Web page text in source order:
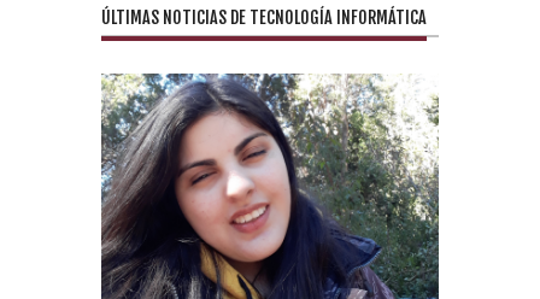
ÚLTIMAS NOTICIAS DE TECNOLOGÍA INFORMÁTICA